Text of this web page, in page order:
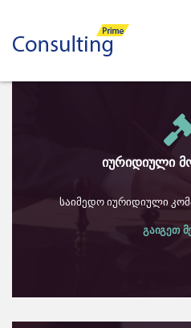
იურიდიული
საიმედო იურიდიული
გაიგეთ